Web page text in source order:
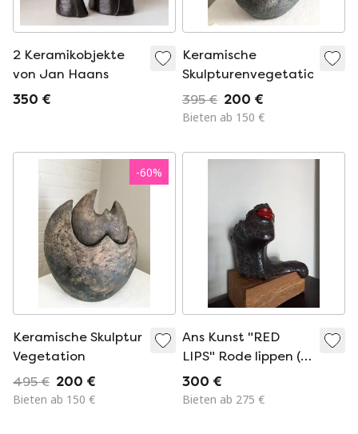
2 Keramikobjekte
von Jan Haans
350 €
Keramische
Skulpturenvegetation
395 € 200 €
Bieten ab 150 €
-60%
Keramische Skulptur
Vegetation
495 € 200 €
Bieten ab 150 €
Ans Kunst "RED
LIPS" Rode lippen (#
417)
300 €
Bieten ab 275 €